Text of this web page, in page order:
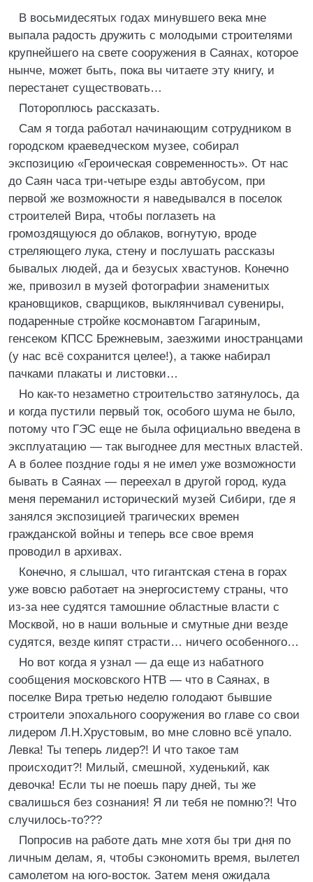
В восьмидесятых годах минувшего века мне
выпала радость дружить с молодыми строителями
крупнейшего на свете сооружения в Саянах, которое
нынче, может быть, пока вы читаете эту книгу, и
перестанет существовать…
Потороплюсь рассказать.
Сам я тогда работал начинающим сотрудником в
городском краеведческом музее, собирал
экспозицию «Героическая современность». От нас
до Саян часа три-четыре езды автобусом, при
первой же возможности я наведывался в поселок
строителей Вира, чтобы поглазеть на
громоздящуюся до облаков, вогнутую, вроде
стреляющего лука, стену и послушать рассказы
бывалых людей, да и безусых хвастунов. Конечно
же, привозил в музей фотографии знаменитых
крановщиков, сварщиков, выклянчивал сувениры,
подаренные стройке космонавтом Гагариным,
генсеком КПСС Брежневым, заезжими иностранцами
(у нас всё сохранится целее!), а также набирал
пачками плакаты и листовки…
Но как-то незаметно строительство затянулось, да
и когда пустили первый ток, особого шума не было,
потому что ГЭС еще не была официально введена в
эксплуатацию — так выгоднее для местных властей.
А в более поздние годы я не имел уже возможности
бывать в Саянах — переехал в другой город, куда
меня переманил исторический музей Сибири, где я
занялся экспозицией трагических времен
гражданской войны и теперь все свое время
проводил в архивах.
Конечно, я слышал, что гигантская стена в горах
уже вовсю работает на энергосистему страны, что
из-за нее судятся тамошние областные власти с
Москвой, но в наши вольные и смутные дни везде
судятся, везде кипят страсти… ничего особенного…
Но вот когда я узнал — да еще из набатного
сообщения московского НТВ — что в Саянах, в
поселке Вира третью неделю голодают бывшие
строители эпохального сооружения во главе со свои
лидером Л.Н.Хрустовым, во мне словно всё упало.
Левка! Ты теперь лидер?! И что такое там
происходит?! Милый, смешной, худенький, как
девочка! Если ты не поешь пару дней, ты же
свалишься без сознания! Я ли тебя не помню?! Что
случилось-то???
Попросив на работе дать мне хотя бы три дня по
личным делам, я, чтобы сэкономить время, вылетел
самолетом на юго-восток. Затем меня ожидала